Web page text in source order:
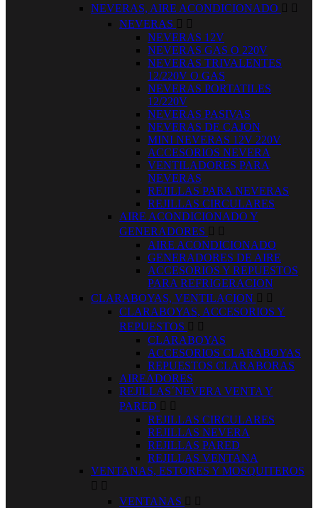
NEVERAS, AIRE ACONDICIONADO  
NEVERAS  
NEVERAS 12V
NEVERAS GAS O 220V
NEVERAS TRIVALENTES
12/220V O GAS
NEVERAS PORTATILES
12/220V
NEVERAS PASIVAS
NEVERAS DE CAJON
MINI NEVERAS 12V 220V
ACCESORIOS NEVERA
VENTILADORES PARA
NEVERAS
REJILLAS PARA NEVERAS
REJILLAS CIRCULARES
AIRE ACONDICIONADO Y
GENERADORES  
AIRE ACONDICIONADO
GENERADORES DE AIRE
ACCESORIOS Y REPUESTOS
PARA REFRIGERACION
CLARABOYAS, VENTILACION  
CLARABOYAS, ACCESORIOS Y
REPUESTOS  
CLARABOYAS
ACCESORIOS CLARABOYAS
REPUESTOS CLARABORAS
AIREADORES
REJILLAS´NEVERA VENTA Y
PARED  
REJILLAS CIRCULARES
REJILLAS NEVERA
REJILLAS PARED
REJILLAS VENTANA
VENTANAS, ESTORES Y MOSQUITEROS
 
VENTANAS  